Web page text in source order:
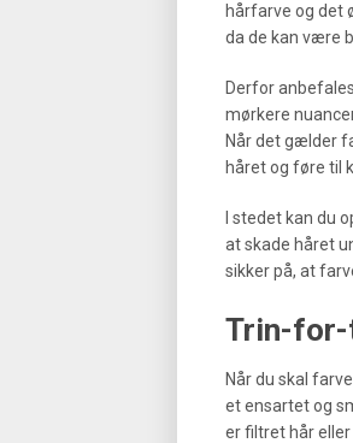
hårfarve og det
da de kan være
Derfor
mørkere
Når det gælder
håret og føre til
I stedet kan du
at skade håret
sikker på, at
Trin-for-
Når du skal
et ensartet og
er filtret hår